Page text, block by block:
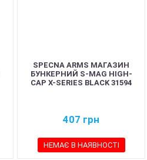
SPECNA ARMS МАГАЗИН
БУНКЕРНИЙ S-MAG HIGH-
CAP X-SERIES BLACK 31594
407 грн
НЕМАЄ В НАЯВНОСТІ